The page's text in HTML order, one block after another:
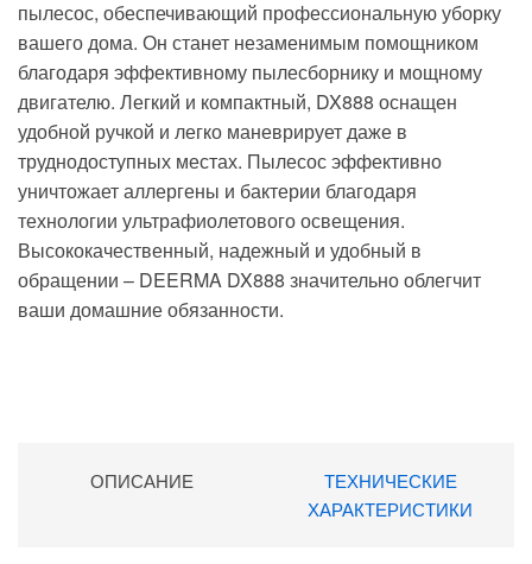
пылесос, обеспечивающий профессиональную уборку
вашего дома. Он станет незаменимым помощником
благодаря эффективному пылесборнику и мощному
двигателю. Легкий и компактный, DX888 оснащен
удобной ручкой и легко маневрирует даже в
труднодоступных местах. Пылесос эффективно
уничтожает аллергены и бактерии благодаря
технологии ультрафиолетового освещения.
Высококачественный, надежный и удобный в
обращении – DEERMA DX888 значительно облегчит
ваши домашние обязанности.
ОПИСАНИЕ
ТЕХНИЧЕСКИЕ
ХАРАКТЕРИСТИКИ